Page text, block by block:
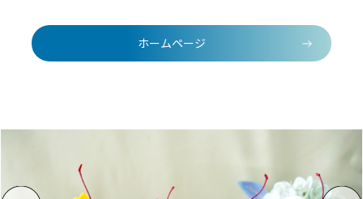
ホームページ